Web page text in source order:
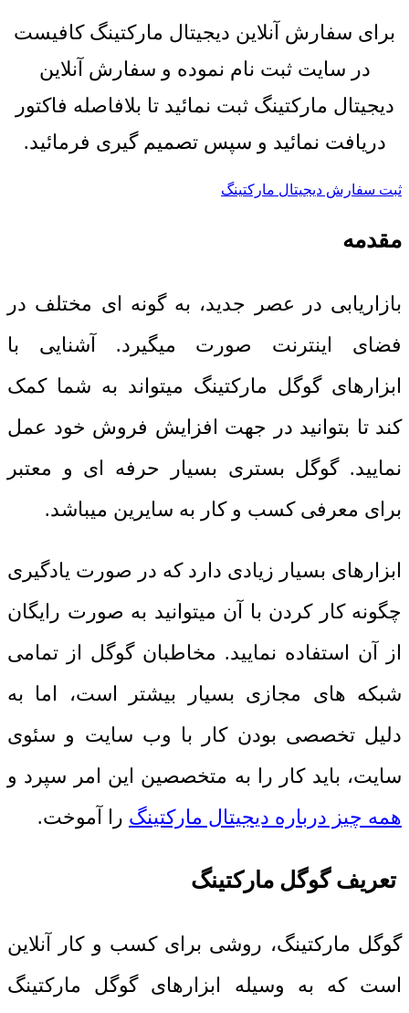
برای سفارش آنلاین دیجیتال مارکتینگ کافیست
در سایت ثبت نام نموده و سفارش آنلاین
دیجیتال مارکتینگ ثبت نمائید تا بلافاصله فاکتور
دریافت نمائید و سپس تصمیم گیری فرمائید.
ثبت سفارش دیجیتال مارکتینگ
مقدمه
بازاریابی در عصر جدید، به گونه ای مختلف در
فضای اینترنت صورت میگیرد. آشنایی با
ابزارهای گوگل مارکتینگ میتواند به شما کمک
کند تا بتوانید در جهت افزایش فروش خود عمل
نمایید. گوگل بستری بسیار حرفه ای و معتبر
برای معرفی کسب و کار به سایرین میباشد.
ابزارهای بسیار زیادی دارد که در صورت یادگیری
چگونه کار کردن با آن میتوانید به صورت رایگان
از آن استفاده نمایید. مخاطبان گوگل از تمامی
شبکه های مجازی بسیار بیشتر است، اما به
دلیل تخصصی بودن کار با وب سایت و سئوی
سایت، باید کار را به متخصصین این امر سپرد و
همه چیز درباره دیجیتال مارکتینگ را آموخت.
تعریف گوگل مارکتینگ
گوگل مارکتینگ، روشی برای کسب و کار آنلاین
است که به وسیله ابزارهای گوگل مارکتینگ